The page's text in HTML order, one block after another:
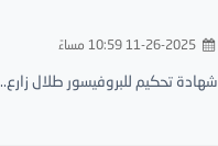
11-26-2025 10:59 مساءً
شهادة تحكيم للبروفيسور طلال زارع..